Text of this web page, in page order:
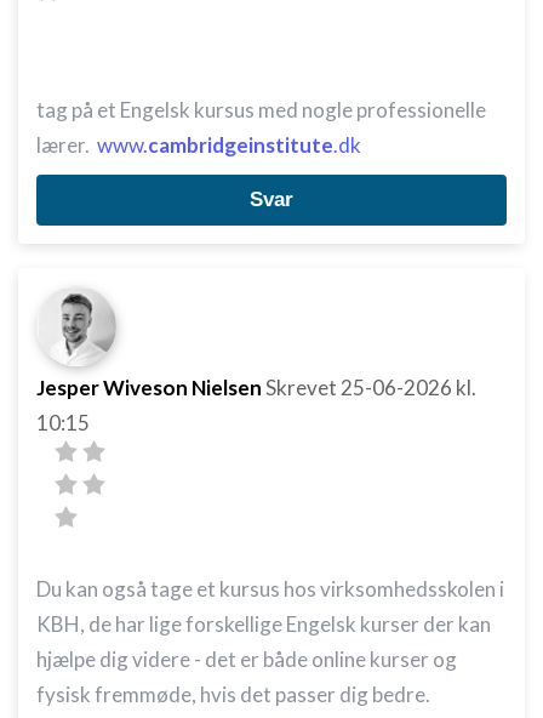
tag på et Engelsk kursus med nogle professionelle
lærer. www.cambridgeinstitute.dk
Svar
Jesper Wiveson NielsenSkrevet 25-06-2026 kl.
10:15
Du kan også tage et kursus hos virksomhedsskolen i
KBH, de har lige forskellige Engelsk kurser der kan
hjælpe dig videre - det er både online kurser og
fysisk fremmøde, hvis det passer dig bedre.